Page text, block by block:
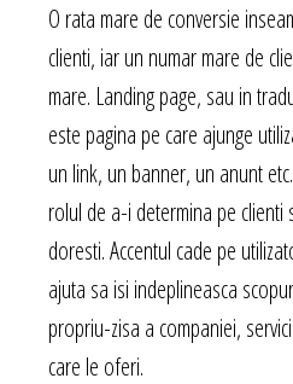
O rata mare de conversie
clienti, iar un numar mare de
mare. Landing page, sau in
este pagina pe care ajunge
un link, un banner, un anunt
rolul de a-i determina pe clienti
doresti. Accentul cade pe
ajuta sa isi indeplineasca
propriu-zisa a companiei,
care le oferi.